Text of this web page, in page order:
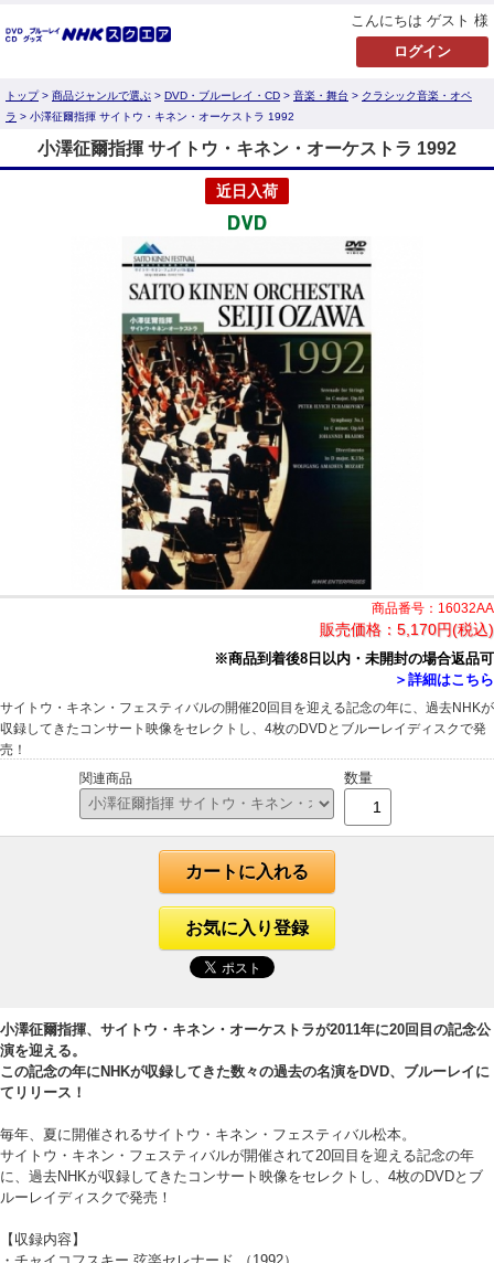
こんにちは ゲスト 様
トップ> 商品ジャンルで選ぶ > DVD・ブルーレイ・CD > 音楽・舞台 > クラシック音楽・オペ
ラ > 小澤征爾指揮 サイトウ・キネン・オーケストラ 1992
小澤征爾指揮 サイトウ・キネン・オーケストラ 1992
近日入荷
商品番号：16032AA
販売価格： 5,170円(税込)
※商品到着後8日以内・未開封の場合返品可
＞詳細はこちら
サイトウ・キネン・フェスティバルの開催20回目を迎える記念の年に、過去NHKが
収録してきたコンサート映像をセレクトし、4枚のDVDとブルーレイディスクで発
売！
関連商品
数量
カートに入れる
お気に入り登録
小澤征爾指揮、サイトウ・キネン・オーケストラが2011年に20回目の記念公
演を迎える。
この記念の年にNHKが収録してきた数々の過去の名演をDVD、ブルーレイに
てリリース！
毎年、夏に開催されるサイトウ・キネン・フェスティバル松本。
サイトウ・キネン・フェスティバルが開催されて20回目を迎える記念の年
に、過去NHKが収録してきたコンサート映像をセレクトし、4枚のDVDとブ
ルーレイディスクで発売！
【収録内容】